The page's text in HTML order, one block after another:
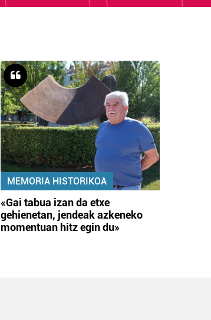
MEMORIA HISTORIKOA
«Gai tabua izan da etxe
gehienetan, jendeak azkeneko
momentuan hitz egin du»